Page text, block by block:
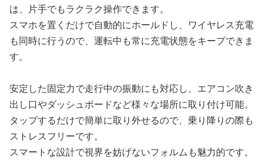
は、片手でもラクラク操作できます。
スマホを置くだけで自動的にホールドし、ワイヤレス充電
も同時に行うので、運転中も常に充電状態をキープできま
す。
安定した固定力で走行中の振動にも対応し、エアコン吹き
出し口やダッシュボードなど様々な場所に取り付け可能。
タップするだけで簡単に取り外せるので、乗り降りの際も
ストレスフリーです。
スマートな設計で視界を妨げないフォルムも魅力的です。